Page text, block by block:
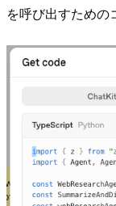
を呼び出すための